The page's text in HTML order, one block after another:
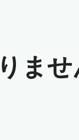
ま